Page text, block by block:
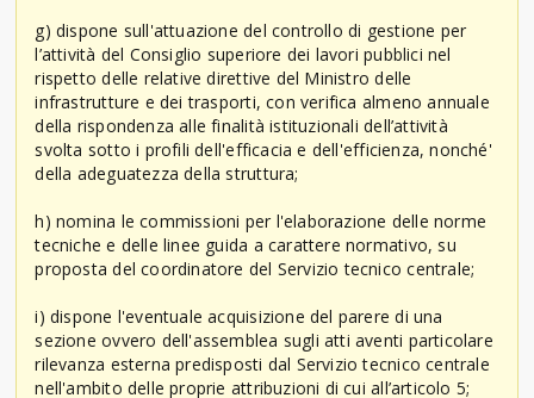
g) dispone sull'attuazione del controllo di gestione per
l’attività del Consiglio superiore dei lavori pubblici nel
rispetto delle relative direttive del Ministro delle
infrastrutture e dei trasporti, con verifica almeno annuale
della rispondenza alle finalità istituzionali dell’attività
svolta sotto i profili dell'efficacia e dell'efficienza, nonché'
della adeguatezza della struttura;
h) nomina le commissioni per l'elaborazione delle norme
tecniche e delle linee guida a carattere normativo, su
proposta del coordinatore del Servizio tecnico centrale;
i) dispone l'eventuale acquisizione del parere di una
sezione ovvero dell'assemblea sugli atti aventi particolare
rilevanza esterna predisposti dal Servizio tecnico centrale
nell'ambito delle proprie attribuzioni di cui all’articolo 5;